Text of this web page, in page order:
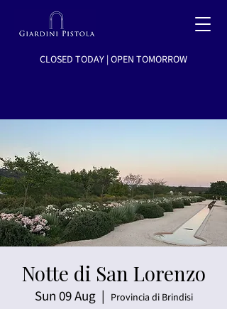
CLOSED TODAY | OPEN TOMORROW
Notte di San Lorenzo
Sun 09 Aug
  |
Provincia di Brindisi